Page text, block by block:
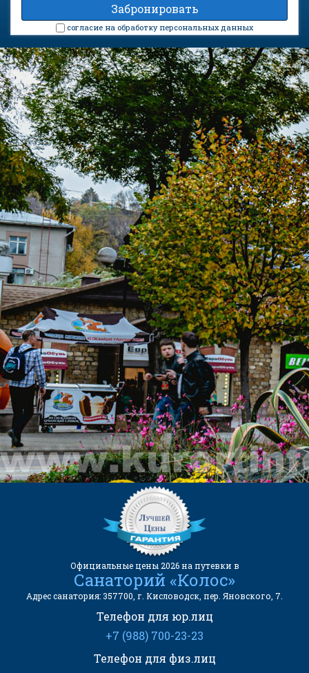
cогласие на обработку персональных данных
Санаторий «Колос» на карте
КОНТАКТЫ
ЕДИНОЙ СЛУЖБЫ БРОНИРОВАНИЯ:
8 (961) 444-23-23
(Бесплатный звонок)
kurortinfo@mail.ru
АДРЕС САНАТОРИЯ:
357700, г. Кисловодск, пер.
Яновского, 7.
Официальные цены 2026 на путевки в
Санаторий «Колос»
Адрес санатория: 357700, г. Кисловодск, пер. Яновского, 7.
Телефон для юр.лиц
+7 (988) 700-23-23
Телефон для физ.лиц